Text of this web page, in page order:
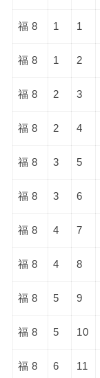
福 8 1 1
福 8 1 2
福 8 2 3
福 8 2 4
福 8 3 5
福 8 3 6
福 8 4 7
福 8 4 8
福 8 5 9
福 8 5 10
福 8 6 11